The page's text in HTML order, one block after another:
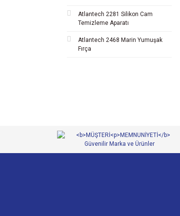
Atlantech 2281 Silikon Cam
Temizleme Aparatı
Atlantech 2468 Marin Yumuşak
Fırça